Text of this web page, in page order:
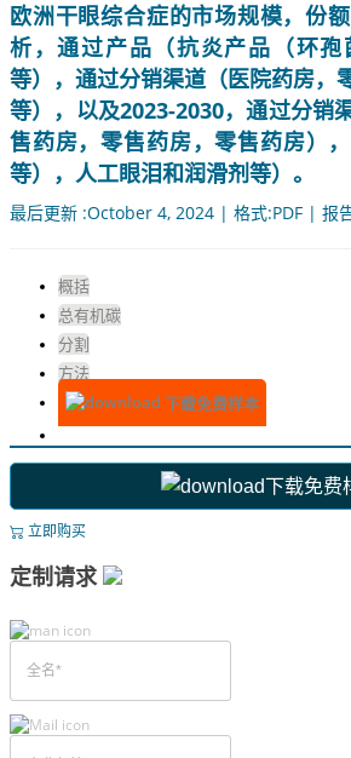
欧洲干眼综合症的市场规模，份
析，通过产品（抗炎产品（环
等），通过分销渠道（医院药房，
等），以及2023-2030，通过分销
售药房，零售药房，零售药房）
等），人工眼泪和润滑剂等）。
最后更新 :October 4, 2024 | 格式:PDF | 报
概括
总有机碳
分割
方法
下载免费样本
下载免费
立即购买
定制请求